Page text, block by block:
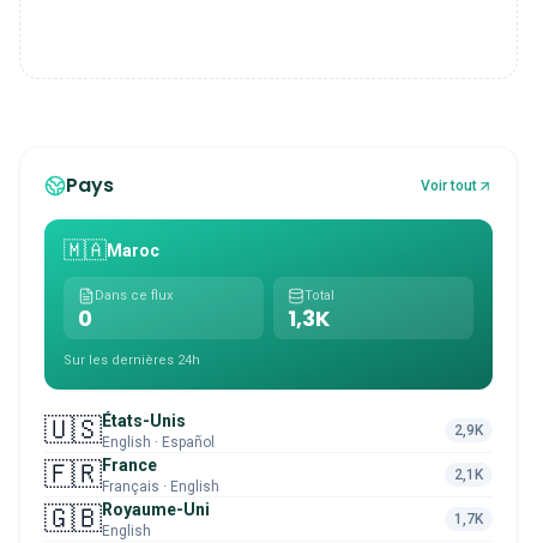
Pays Voir tout
🇲🇦Maroc
Dans ce flux
0
Total
1,3K
Sur les dernières 24h
🇺🇸États-Unis
English · Español
2,9K
🇫🇷France
Français · English
2,1K
🇬🇧Royaume-Uni
English
1,7K